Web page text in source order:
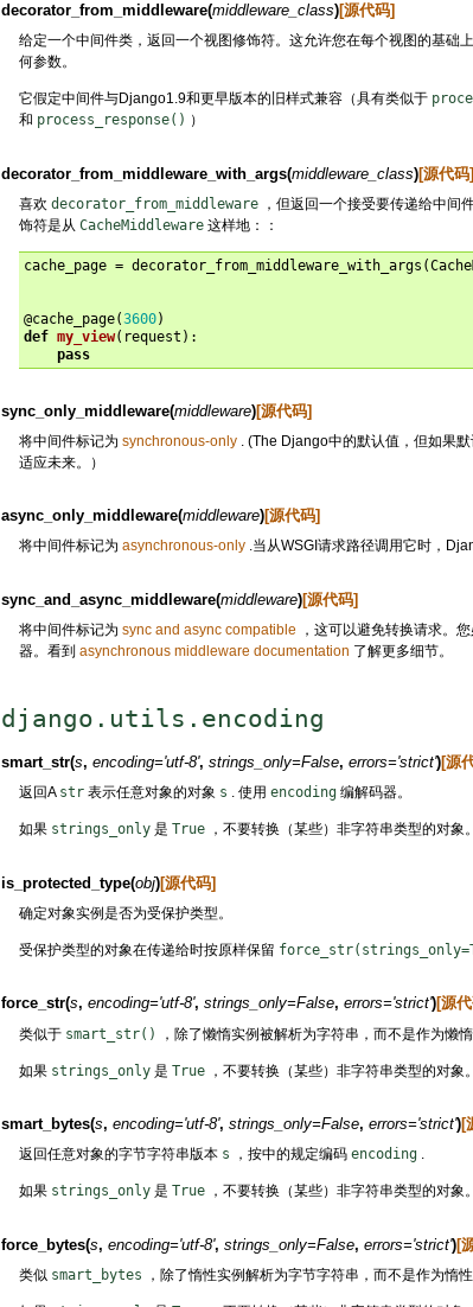
decorator_from_middleware(middleware_class)[源代码]
给定一个中间件类，返回一个视图修饰符。这允许您在每个视图的基础
何参数。
它假定中间件与Django1.9和更早版本的旧样式兼容（具有类似于
和 process_response() ）
decorator_from_middleware_with_args(middleware_class)[源代码]
喜欢 decorator_from_middleware，但返回一个接受要传递给中间
饰符是从 CacheMiddleware这样地：：
cache_page = decorator_from_middleware_with_args (
@cache_page(3600)
def my_view( request ):
pass
sync_only_middleware(middleware)[源代码]
将中间件标记为 synchronous-only. (The Django中的默认值，但如果
适应未来。）
async_only_middleware(middleware)[源代码]
将中间件标记为 asynchronous-only.当从WSGI请求路径调用它时，
sync_and_async_middleware(middleware)[源代码]
将中间件标记为 sync and async compatible ，这可以避免转换请求。
器。看到 asynchronous middleware documentation 了解更多细节。
django.utils.encoding
smart_str(s, encoding='utf-8', strings_only=False, errors='strict')[源
返回A str表示任意对象的对象 s . 使用 encoding编解码器。
如果 strings_only是 True，不要转换（某些）非字符串类型的对象。
is_protected_type(obj)[源代码]
确定对象实例是否为受保护类型。
受保护类型的对象在传递给时按原样保留
force_str(s, encoding='utf-8', strings_only=False, errors='strict')[源
类似于 smart_str() ，除了懒惰实例被解析为字符串，而不是作为懒惰
如果 strings_only是 True，不要转换（某些）非字符串类型的对象。
smart_bytes(s, encoding='utf-8', strings_only=False, errors='strict')[
返回任意对象的字节字符串版本 s ，按中的规定编码 encoding.
如果 strings_only是 True，不要转换（某些）非字符串类型的对象。
force_bytes(s, encoding='utf-8', strings_only=False, errors='strict')[
类似 smart_bytes ，除了惰性实例解析为字节字符串，而不是作为惰性